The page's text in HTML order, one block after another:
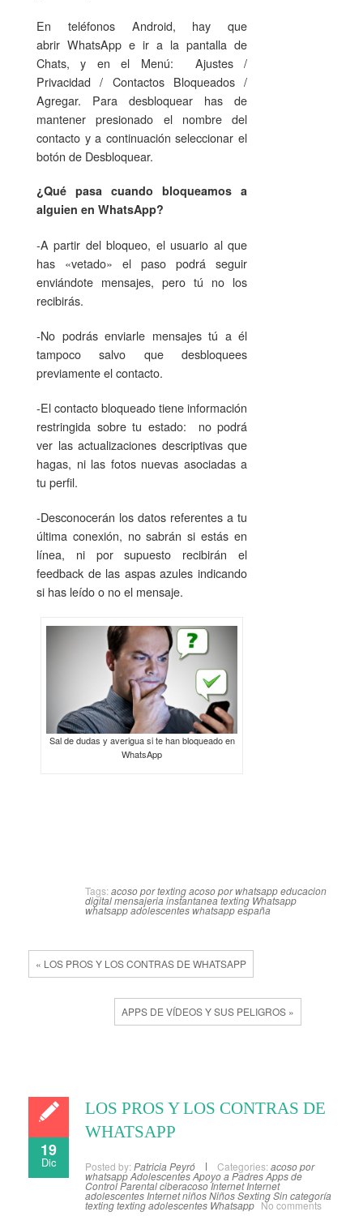
En teléfonos Android, hay que
abrir WhatsApp e ir a la pantalla de
Chats, y en el Menú: Ajustes /
Privacidad / Contactos Bloqueados /
Agregar. Para desbloquear has de
mantener presionado el nombre del
contacto y a continuación seleccionar el
botón de Desbloquear.
¿Qué pasa cuando bloqueamos a
alguien en WhatsApp?
-A partir del bloqueo, el usuario al que
has «vetado» el paso podrá seguir
enviándote mensajes, pero tú no los
recibirás.
-No podrás enviarle mensajes tú a él
tampoco salvo que desbloquees
previamente el contacto.
-El contacto bloqueado tiene información
restringida sobre tu estado: no podrá
ver las actualizaciones descriptivas que
hagas, ni las fotos nuevas asociadas a
tu perfil.
-Desconocerán los datos referentes a tu
última conexión, no sabrán si estás en
línea, ni por supuesto recibirán el
feedback de las aspas azules indicando
si has leído o no el mensaje.
Sal de dudas y averigua si te han bloqueado en
WhatsApp
Tags: acoso por textingacoso por whatsappeducacion
digitalmensajeria instantaneatexting Whatsapp
whatsapp adolescentes whatsapp españa
« LOS PROS Y LOS CONTRAS DE WHATSAPP
APPS DE VÍDEOS Y SUS PELIGROS »
19
Dic
LOS PROS Y LOS CONTRAS DE
WHATSAPP
Posted by: Patricia Peyró Categories: acoso por
whatsappAdolescentesApoyo a PadresApps de
Control ParentalciberacosoInternet Internet
adolescentes Internet niñosNiñosSextingSin categoría
textingtexting adolescentes Whatsapp No comments